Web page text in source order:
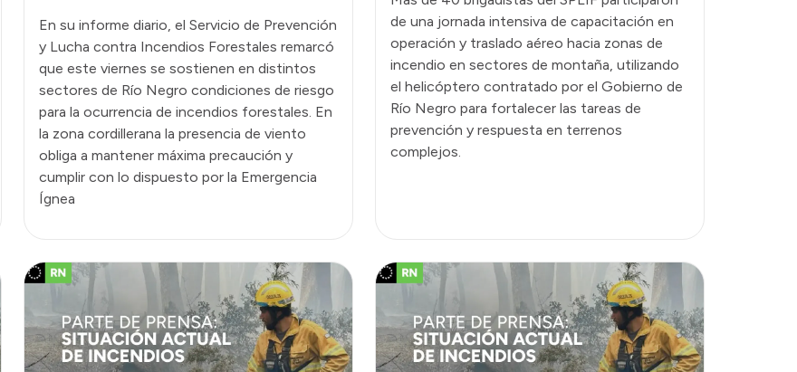
En su informe diario, el Servicio de Prevención
y Lucha contra Incendios Forestales remarcó
que este viernes se sostienen en distintos
sectores de Río Negro condiciones de riesgo
para la ocurrencia de incendios forestales. En
la zona cordillerana la presencia de viento
obliga a mantener máxima precaución y
cumplir con lo dispuesto por la Emergencia
Ígnea
de una jornada intensiva de capacitación en
operación y traslado aéreo hacia zonas de
incendio en sectores de montaña, utilizando
el helicóptero contratado por el Gobierno de
Río Negro para fortalecer las tareas de
prevención y respuesta en terrenos
complejos.